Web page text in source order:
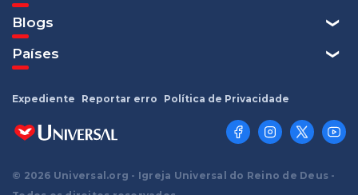
Blogs
Países
© 2026 Universal.org - Igreja Universal do Reino de Deus -
Expediente Reportar erro Política de Privacidade